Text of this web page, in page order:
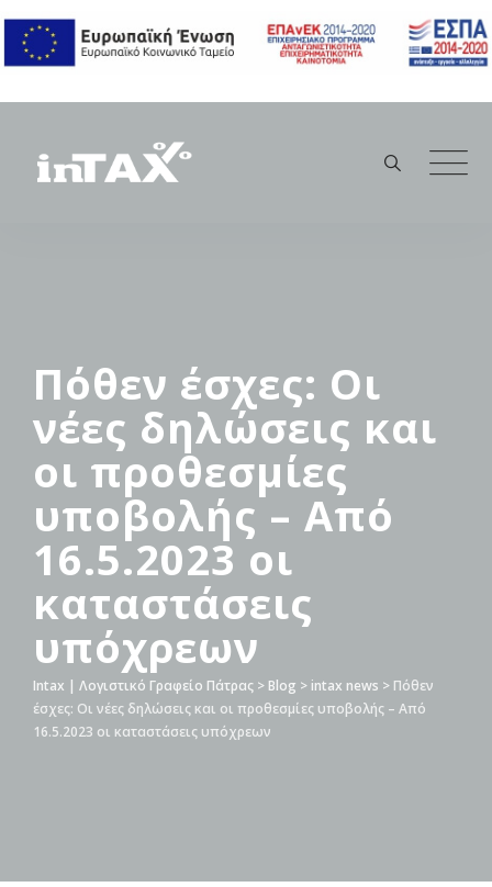
content
Πόθεν έσχες: Οι
νέες δηλώσεις και
οι προθεσμίες
υποβολής – Από
16.5.2023 οι
καταστάσεις
υπόχρεων
Intax | Λογιστικό Γραφείο Πάτρας > Blog > intax news > Πόθεν
έσχες: Οι νέες δηλώσεις και οι προθεσμίες υποβολής – Από
16.5.2023 οι καταστάσεις υπόχρεων